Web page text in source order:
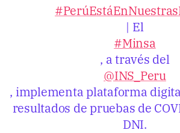
| El
#Minsa
, a través del
@INS_Peru
, implementa plataforma
resultados de pruebas de
DNI.